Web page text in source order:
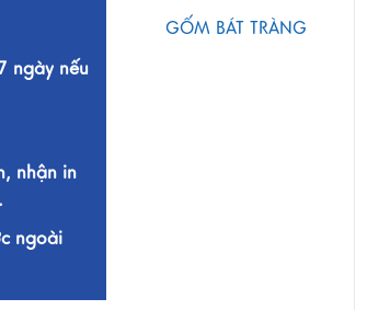
ngày nếu
nhận in
ngoài
GỐM BÁT TRÀNG